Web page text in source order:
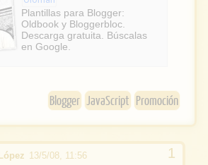
b
o
Plantillas para Blogger:
Oldbook y Bloggerbloc.
Descarga gratuita. Búscalas
en Google.
Blogger JavaScript Promoción
13/5/08, 11:56